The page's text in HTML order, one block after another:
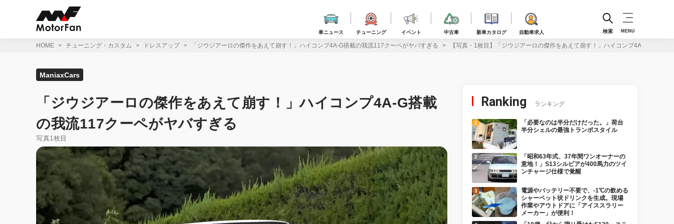
車ニュース チューニング イベント 中古車 新車カタログ 自動車求人 検索 MENU
HOME チューニング・カスタム ドレスアップ 「ジウジアーロの傑作をあえて崩す！」ハイコンプ4A-G搭載の我流117クーペがヤバすぎる 【写真・1枚目】「ジウジアーロの傑作をあえて崩す！」ハイコンプ4A-G搭載の
ManiaxCars
「ジウジアーロの傑作をあえて崩す！」ハイコンプ4A-G搭載
の我流117クーペがヤバすぎる
写真1枚目
Ranking ランキング
「必要なのは半分だけだった。」荷台
半分シェルの最強トランポスタイル
「昭和63年式、37年間ワンオーナーの
意地！」S13シルビアが400馬力のツイ
ンチャージ仕様で覚醒
電源やバッテリー不要で、-1℃の飲める
シャーベット状ドリンクを生成。現場
作業やアウトドアに「アイススラリー
メーカー」が便利！